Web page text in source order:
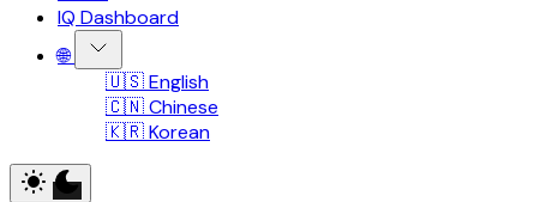
IQ Dashboard
🌐
🇺🇸 English
🇨🇳 Chinese
🇰🇷 Korean